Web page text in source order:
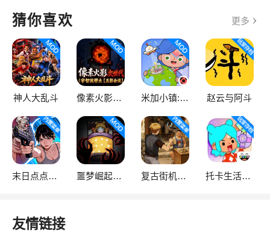
猜你喜欢 更多
神人大乱斗 像素火影次世代 米加小镇:世界 赵云与阿斗
末日点点（辅助菜单） 噩梦崛起：生存 复古街机大亨 托卡生活：世界
友情链接